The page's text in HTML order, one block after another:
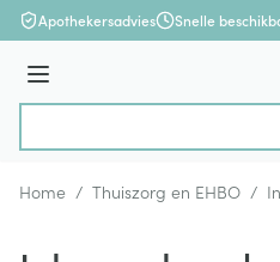
Ga naar de inhoud
Apothekersadvies Snelle
Menu
Home / Thuiszorg en EHBO /